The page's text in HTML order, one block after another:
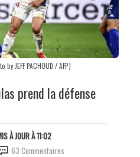
JEFF PACHOUD / AFP)
prend la défense
À JOUR À 11:02
63 Commentaires